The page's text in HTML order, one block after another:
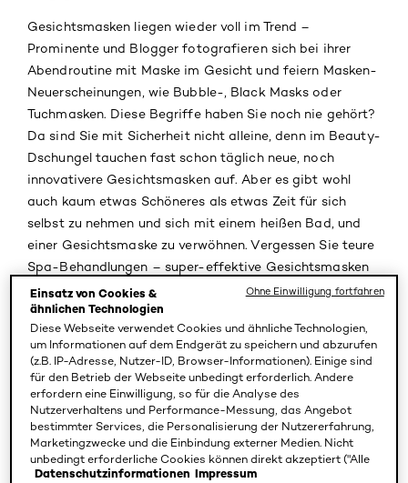
Gesichtsmasken liegen wieder voll im Trend –
Prominente und Blogger fotografieren sich bei ihrer
Abendroutine mit Maske im Gesicht und feiern Masken-
Neuerscheinungen, wie Bubble-, Black Masks oder
Tuchmasken. Diese Begriffe haben Sie noch nie gehört?
Da sind Sie mit Sicherheit nicht alleine, denn im Beauty-
Dschungel tauchen fast schon täglich neue, noch
innovativere Gesichtsmasken auf. Aber es gibt wohl
auch kaum etwas Schöneres als etwas Zeit für sich
selbst zu nehmen und sich mit einem heißen Bad, und
einer Gesichtsmaske zu verwöhnen. Vergessen Sie teure
Spa-Behandlungen – super-effektive Gesichtsmasken
gibt es auch für Ihr „Home-Spa“! Wir haben die Crème
de la Crème für Sie ausfindig gemacht und verraten
Ihnen, welches die beste Gesichtsmaske für die
Bedürfnisse Ihrer Haut ist.
Blackhead-Masken – Ziehen Sie
Hautunreinheiten einfach ab
Jeder kennt sie und keiner mag sie – schwarze kleine
Mitesser, die die Poren verstopfen und sich im
Einsatz von Cookies &
ähnlichen Technologien
Diese Webseite verwendet Cookies und ähnliche Technologien,
um Informationen auf dem Endgerät zu speichern und abzurufen
(z.B. IP-Adresse, Nutzer-ID, Browser-Informationen). Einige sind
für den Betrieb der Webseite unbedingt erforderlich. Andere
erfordern eine Einwilligung, so für die Analyse des
Nutzerverhaltens und Performance-Messung, das Angebot
bestimmter Services, die Personalisierung der Nutzererfahrung,
Marketingzwecke und die Einbindung externer Medien. Nicht
unbedingt erforderliche Cookies können direkt akzeptiert ("Alle
akzeptieren") oder abgelehnt ("Ohne Einwilligung fortfahren")
Datenschutzinformationen Impressum
Ohne Einwilligung fortfahren